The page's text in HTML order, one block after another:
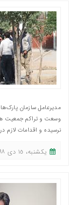
وسعت و تراکم جمعیت
نرسیده و اقدامات لازم
یکشنبه، ١٥ دی ١٣٩٨ - ١٨:٥١